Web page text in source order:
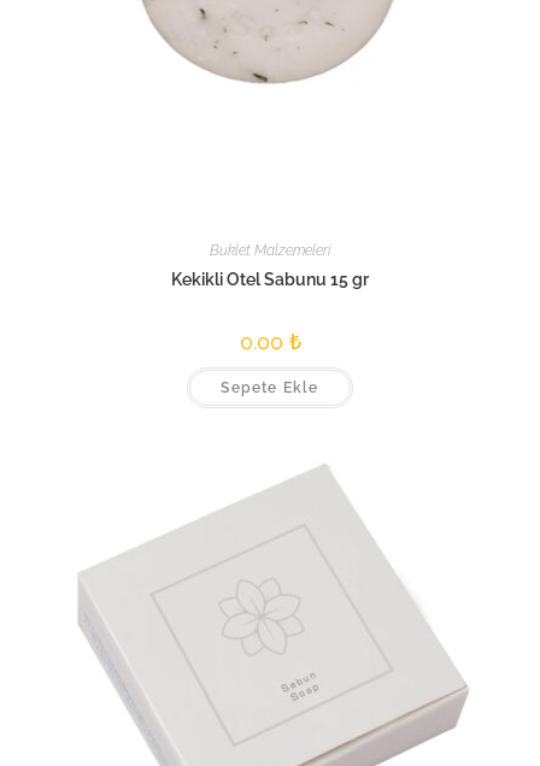
Buklet Malzemeleri
Kekikli Otel Sabunu 15 gr
0.00 ₺
Sepete Ekle